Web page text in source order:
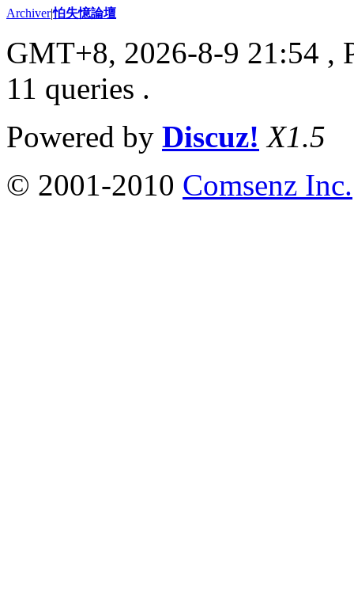
Archiver|怕失憶論壇
GMT+8, 2026-8-9 21:54 ,
11 queries .
Powered by Discuz! X1.5
© 2001-2010 Comsenz Inc.